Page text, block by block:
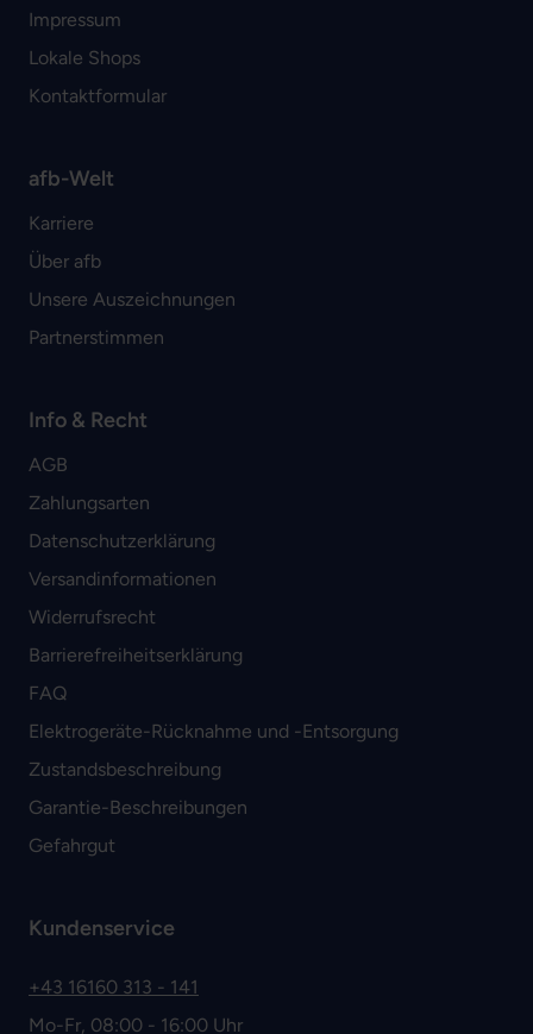
Impressum
Lokale Shops
Kontaktformular
afb-Welt
Karriere
Über afb
Unsere Auszeichnungen
Partnerstimmen
Info & Recht
AGB
Zahlungsarten
Datenschutzerklärung
Versandinformationen
Widerrufsrecht
Barrierefreiheitserklärung
FAQ
Elektrogeräte-Rücknahme und -Entsorgung
Zustandsbeschreibung
Garantie-Beschreibungen
Gefahrgut
Kundenservice
+43 16160 313 - 141
Mo-Fr, 08:00 - 16:00 Uhr